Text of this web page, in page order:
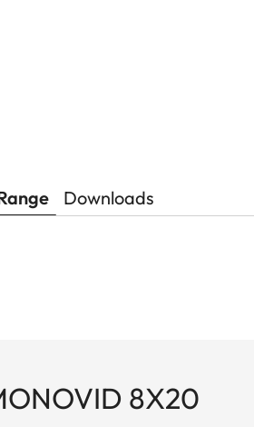
Downloads
8X20